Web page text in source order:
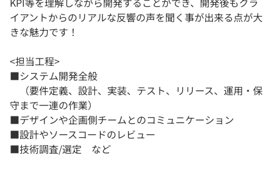
イアントからのリアルな反響の声を聞く事が出来る点が大
きな魅力です！
<担当工程>
■システム開発全般
（要件定義、設計、実装、テスト、リリース、運用・保
守まで一連の作業）
■デザインや企画側チームとのコミュニケーション
■設計やソースコードのレビュー
■技術調査/選定 など